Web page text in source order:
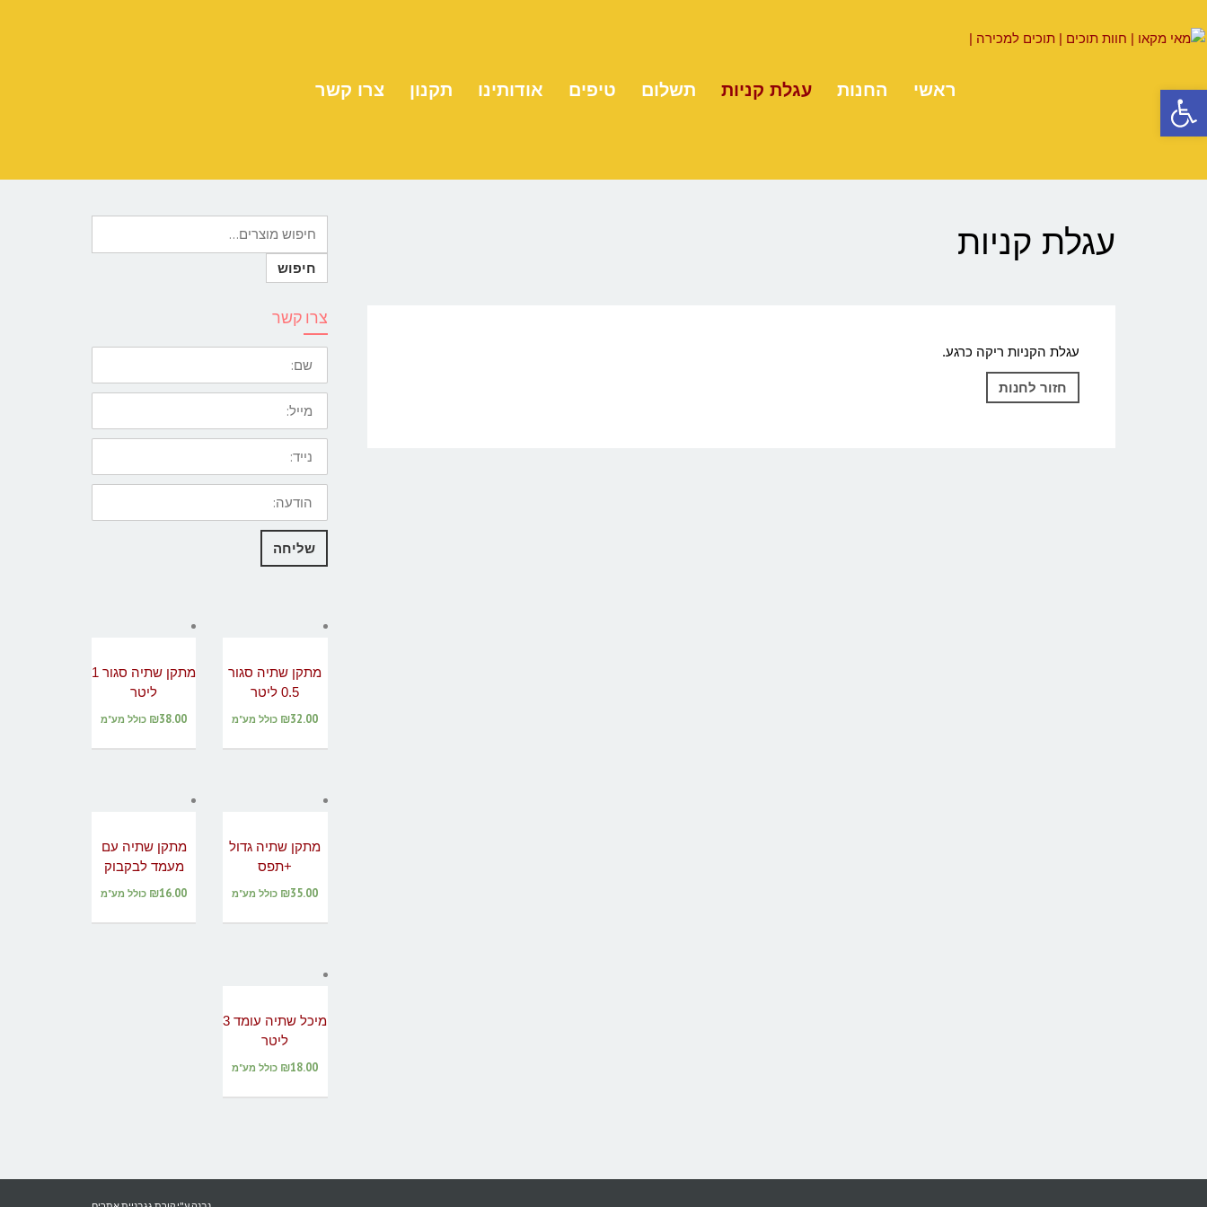
ראשי החנות עגלת קניות תשלום טיפים אודותינו תקנון צרו קשר
עגלת קניות
עגלת הקניות ריקה כרגע.
חזור לחנות
צרו קשר
שם:
מייל:
נייד:
הודעה:
שליחה
מתקן שתיה סגור
0.5 ליטר
₪32.00 כולל מע"מ
מתקן שתיה סגור 1
ליטר
₪38.00 כולל מע"מ
מתקן שתיה גדול
+תפס
₪35.00 כולל מע"מ
מתקן שתיה עם
מעמד לבקבוק
₪16.00 כולל מע"מ
מיכל שתיה עומד 3
ליטר
₪18.00 כולל מע"מ
פתח סרגל נגישות